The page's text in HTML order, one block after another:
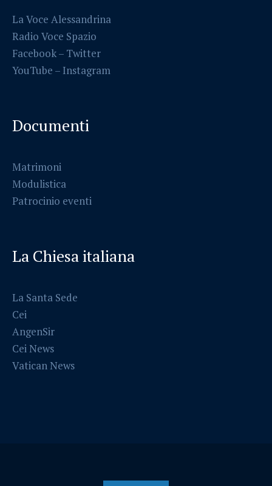
La Voce Alessandrina
Radio Voce Spazio
Facebook– Twitter
YouTube – Instagram
Documenti
Matrimoni
Modulistica
Patrocinio eventi
La Chiesa italiana
La Santa Sede
Cei
AngenSir
Cei News
Vatican News